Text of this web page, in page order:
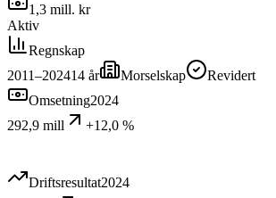
1,3 mill. kr
Aktiv
Regnskap
2011–202414 år Morselskap
Revidert
Omsetning2024
292,9 mill
+12,0 %
Driftsresultat2024